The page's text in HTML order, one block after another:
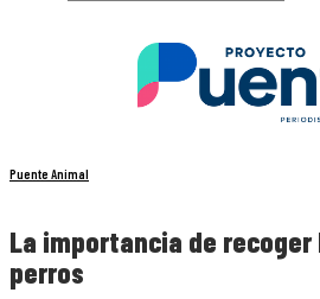
Puente Animal
La importancia de recoger
perros